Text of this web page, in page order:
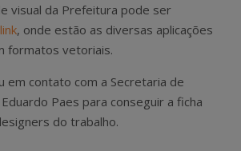
visual da Prefeitura pode ser
, onde estão as diversas aplicações
formatos vetoriais.
em contato com a Secretaria de
Paes para conseguir a ficha
do trabalho.